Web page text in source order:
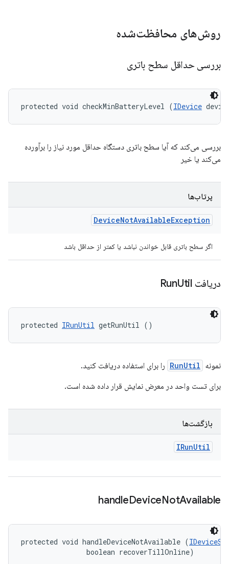
روش‌های محافظت‌شده
بررسی حداقل سطح باتری
protected void checkMinBatteryLevel (IDevice
بررسی می‌کند که آیا سطح باتری دستگاه حداقل مورد نیاز را برآورده
می‌کند یا خیر
پرتاب‌ها
DeviceNotAvailableException
اگر سطح باتری قابل خواندن نباشد یا کمتر از حداقل باشد
دریافت RunUtil
protected IRunUtil getRunUtil ()
نمونه RunUtil را برای استفاده دریافت کنید.
برای تست واحد در معرض نمایش قرار داده شده است.
بازگشت‌ها
IRunUtil
handleDeviceNotAvailable
protected void handleDeviceNotAvailable (
                boolean recoverTillOnline)